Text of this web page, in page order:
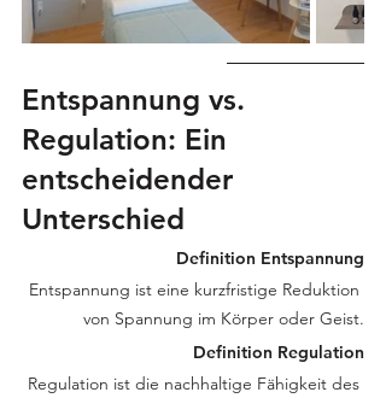
Entspannung vs.
Regulation: Ein
entscheidender
Unterschied
Definition Entspannung
Entspannung ist eine kurzfristige Reduktion
von Spannung im Körper oder Geist.
Definition Regulation
Regulation ist die nachhaltige Fähigkeit des